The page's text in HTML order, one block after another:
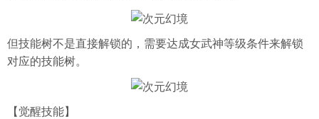
但技能树不是直接解锁的，需要达成女武神等级条件来解锁
对应的技能树。
【觉醒技能】